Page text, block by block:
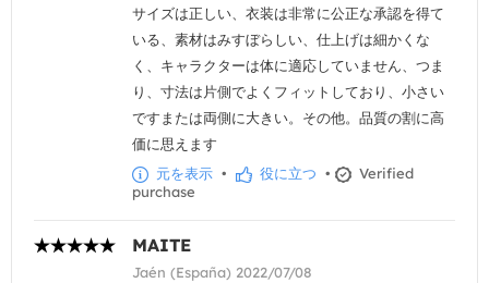
サイズは正しい、衣装は非常に公正な承認を得て
いる、素材はみすぼらしい、仕上げは細かくな
く、キャラクターは体に適応していません、つま
り、寸法は片側でよくフィットしており、小さい
ですまたは両側に大きい。その他。品質の割に高
価に思えます
元を表示 • 役に立つ •
Verified
purchase
MAITE
Jaén (España) 2022/07/08